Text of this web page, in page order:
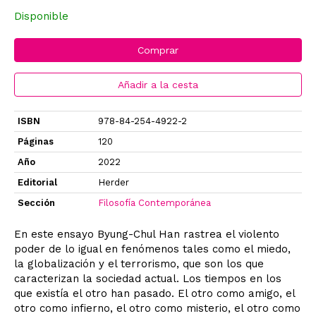
Disponible
Comprar
Añadir a la cesta
ISBN
978-84-254-4922-2
Páginas
120
Año
2022
Editorial
Herder
Sección
Filosofía Contemporánea
En este ensayo Byung-Chul Han rastrea el violento
poder de lo igual en fenómenos tales como el miedo,
la globalización y el terrorismo, que son los que
caracterizan la sociedad actual. Los tiempos en los
que existía el otro han pasado. El otro como amigo, el
otro como infierno, el otro como misterio, el otro como